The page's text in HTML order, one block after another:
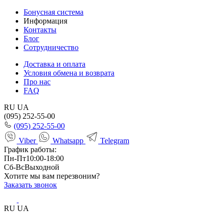
Бонусная система
Информация
Контакты
Блог
Сотрудничество
Доставка и оплата
Условия обмена и возврата
Про нас
FAQ
RU UA
(095) 252-55-00
(095) 252-55-00
Viber
Whatsapp
Telegram
График работы:
Пн-Пт10:00-18:00
Сб-ВсВыходной
Хотите мы вам перезвоним?
Заказать звонок
RU UA